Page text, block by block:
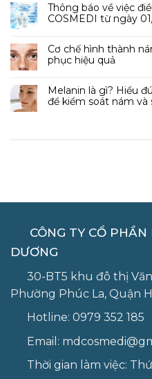
Thông báo về việc
COSMEDI từ ngày
Cơ chế hình thành
phục hiệu quả
Melanin là gì? Hiểu
để kiểm soát nám và
CÔNG TY CỔ
DƯƠNG
30-BT5 khu đô thị
Phường Phúc La, Quận
Hotline: 0979 352 185
Email:
Thời gian làm việc: